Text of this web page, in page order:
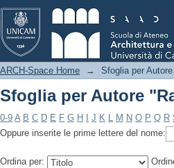
Sfoglia per Autore
ARCH-Space Home → Sfoglia per Autore
Sfoglia per Autore
0-9 A B C D E F G H J K L M N O P Q R
Oppure inserite le prime lettere del nome:
Ordina per: